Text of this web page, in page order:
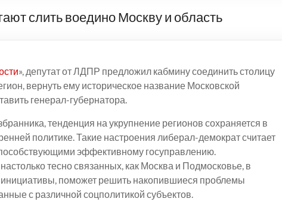
слить воедино Москву и область
», депутат от ЛДПР предложил кабмину соединить столицу
вернуть ему историческое название Московской
генерал-губернатора.
тенденция на укрупнение регионов сохраняется в
политике. Такие настроения либерал-демократ считает
эффективному госуправлению.
тесно связанных, как Москва и Подмосковье, в
поможет решить накопившиеся проблемы
с различной соцполитикой субъектов.